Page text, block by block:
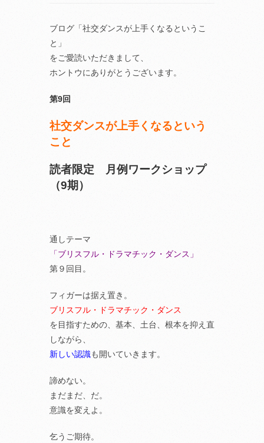
ブログ「社交ダンスが上手くなるというこ
と」
をご愛読いただきまして、
ホントウにありがとうございます。
第9回
社交ダンスが上手くなるという
こと
読者限定 月例ワークショップ
（9期）
通しテーマ
「ブリスフル・ドラマチック・ダンス」
第９回目。
フィガーは据え置き。
ブリスフル・ドラマチック・ダンス
を目指すための、基本、土台、根本を抑え直
しながら、
新しい認識も開いていきます。
諦めない。
まだまだ、だ。
意識を変えよ。
乞うご期待。